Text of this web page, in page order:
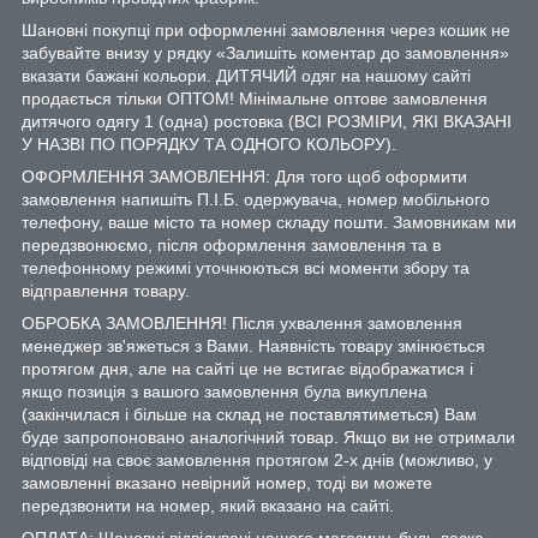
Шановні покупці при оформленні замовлення через кошик не
забувайте внизу у рядку «Залишіть коментар до замовлення»
вказати бажані кольори. ДИТЯЧИЙ одяг на нашому сайті
продається тільки ОПТОМ! Мінімальне оптове замовлення
дитячого одягу 1 (одна) ростовка (ВСІ РОЗМІРИ, ЯКІ ВКАЗАНІ
У НАЗВІ ПО ПОРЯДКУ ТА ОДНОГО КОЛЬОРУ).
ОФОРМЛЕННЯ ЗАМОВЛЕННЯ: Для того щоб оформити
замовлення напишіть П.І.Б. одержувача, номер мобільного
телефону, ваше місто та номер складу пошти. Замовникам ми
передзвонюємо, після оформлення замовлення та в
телефонному режимі уточнюються всі моменти збору та
відправлення товару.
ОБРОБКА ЗАМОВЛЕННЯ! Після ухвалення замовлення
менеджер зв'яжеться з Вами. Наявність товару змінюється
протягом дня, але на сайті це не встигає відображатися і
якщо позиція з вашого замовлення була викуплена
(закінчилася і більше на склад не поставлятиметься) Вам
буде запропоновано аналогічний товар. Якщо ви не отримали
відповіді на своє замовлення протягом 2-х днів (можливо, у
замовленні вказано невірний номер, тоді ви можете
передзвонити на номер, який вказано на сайті.